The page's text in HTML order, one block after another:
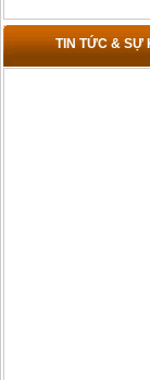
TIN TỨC & SỰ